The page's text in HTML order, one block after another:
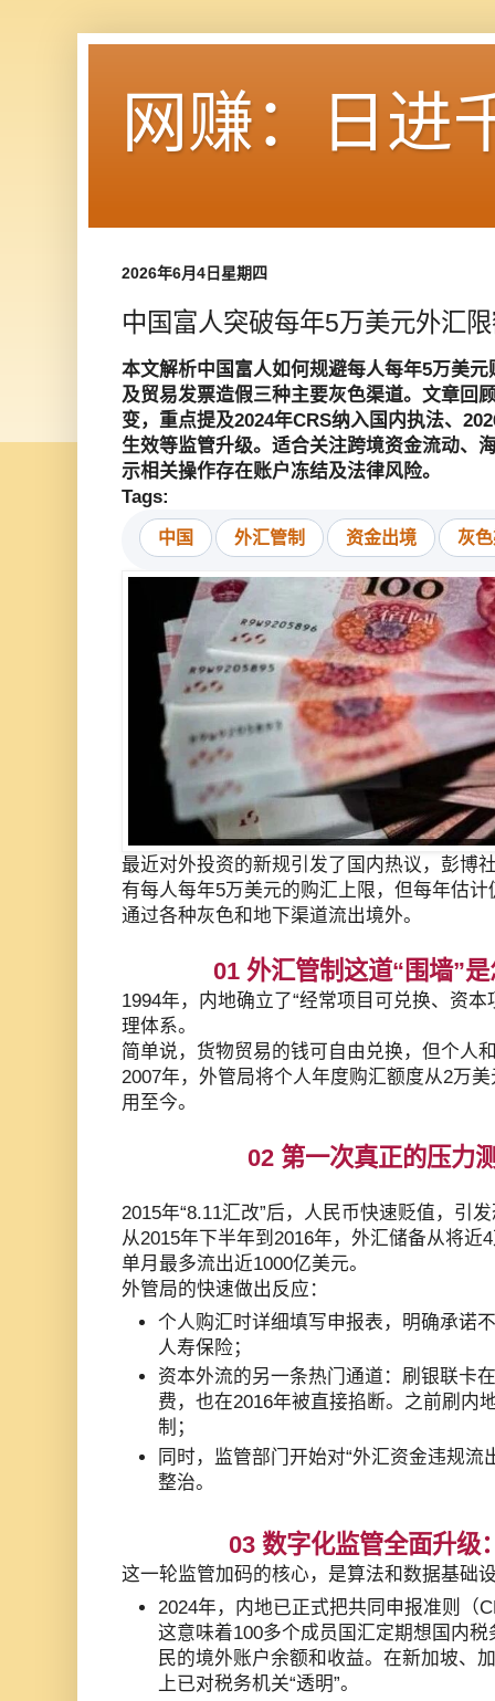
网赚：日进
2026年6月4日星期四
中国富人突破每年5万美元外汇
本文解析中国富人如何规避每人每年5万美
及贸易发票造假三种主要灰色渠道。文章回
变，重点提及2024年CRS纳入国内执法、
生效等监管升级。适合关注跨境资金流动、
示相关操作存在账户冻结及法律风险。
Tags:
中国 外汇管制 资金出境 灰
最近对外投资的新规引发了国内热议，彭博
有每人每年5万美元的购汇上限，但每年估
通过各种灰色和地下渠道流出境外。
01 外汇管制这道“围墙”
1994年，内地确立了“经常项目可兑换、资
理体系。
简单说，货物贸易的钱可自由兑换，但个人
2007年，外管局将个人年度购汇额度从2万
用至今。
02 第一次真正的压力
2015年“8.11汇改”后，人民币快速贬值，引
从2015年下半年到2016年，外汇储备从将近
单月最多流出近1000亿美元。
外管局的快速做出反应：
个人购汇时详细填写申报表，明确承诺
人寿保险；
资本外流的另一条热门通道：刷银联卡
费，也在2016年被直接掐断。之前刷内
制；
同时，监管部门开始对“外汇资金违规流
整治。
03 数字化监管全面升级
这一轮监管加码的核心，是算法和数据基础
2024年，内地已正式把共同申报准则（
这意味着100多个成员国汇定期想国内
民的境外账户余额和收益。在新加坡、
上已对税务机关“透明”。